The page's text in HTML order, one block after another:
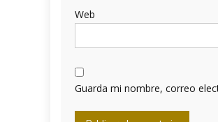
Web
Guarda mi nombre, correo